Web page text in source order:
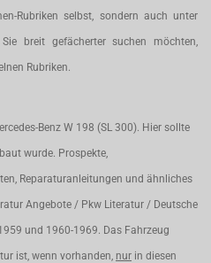
Rubriken selbst, sondern auch unter
breit gefächerter suchen möchten,
Rubriken.
Benz W 198 (SL 300). Hier sollte
wurde. Prospekte,
Reparaturanleitungen und ähnliches
Angebote / Pkw Literatur / Deutsche
und 1960-1969. Das Fahrzeug
ist, wenn vorhanden, nur in diesen